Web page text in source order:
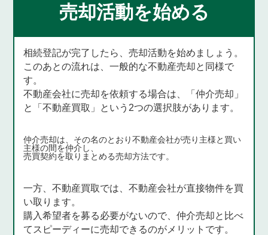
売却活動を始める
相続登記が完了したら、売却活動を始めましょう。
このあとの流れは、一般的な不動産売却と同様で
す。
不動産会社に売却を依頼する場合は、「仲介売却」
と「不動産買取」という2つの選択肢があります。
仲介売却は、その名のとおり不動産会社が売り主様と買い
主様の間を仲介し、
売買契約を取りまとめる売却方法です。
一方、不動産買取では、不動産会社が直接物件を買
い取ります。
購入希望者を募る必要がないので、仲介売却と比べ
てスピーディーに売却できるのがメリットです。